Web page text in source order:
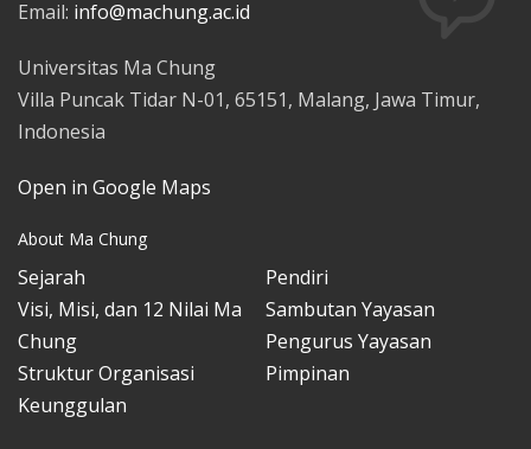
Email: info@machung.ac.id
Universitas Ma Chung
Villa Puncak Tidar N-01, 65151, Malang, Jawa Timur,
Indonesia
Open in Google Maps
About Ma Chung
Sejarah
Pendiri
Visi, Misi, dan 12 Nilai Ma
Chung
Sambutan Yayasan
Pengurus Yayasan
Struktur Organisasi
Pimpinan
Keunggulan